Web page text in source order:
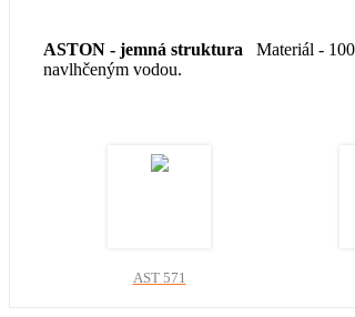
ASTON - jemná struktura
Materiál -
navlhčeným vodou.
AST 571